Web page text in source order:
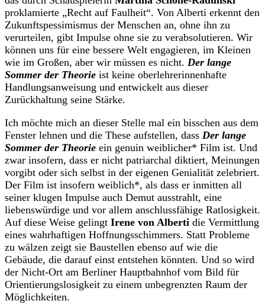
proklamierte „Recht auf Faulheit“. Von Alberti erkennt den
Zukunftspessimismus der Menschen an, ohne ihn zu
verurteilen, gibt Impulse ohne sie zu verabsolutieren. Wir
können uns für eine bessere Welt engagieren, im Kleinen
wie im Großen, aber wir müssen es nicht. Der lange
Sommer der Theorie ist keine oberlehrerinnenhafte
Handlungsanweisung und entwickelt aus dieser
Zurückhaltung seine Stärke.
Ich möchte mich an dieser Stelle mal ein bisschen aus dem
Fenster lehnen und die These aufstellen, dass Der lange
Sommer der Theorie ein genuin weiblicher* Film ist. Und
zwar insofern, dass er nicht patriarchal diktiert, Meinungen
vorgibt oder sich selbst in der eigenen Genialität zelebriert.
Der Film ist insofern weiblich*, als dass er inmitten all
seiner klugen Impulse auch Demut ausstrahlt, eine
liebenswürdige und vor allem anschlussfähige Ratlosigkeit.
Auf diese Weise gelingt Irene von Alberti die Vermittlung
eines wahrhaftigen Hoffnungsschimmers. Statt Probleme
zu wälzen zeigt sie Baustellen ebenso auf wie die
Gebäude, die darauf einst entstehen könnten. Und so wird
der Nicht-Ort am Berliner Hauptbahnhof vom Bild für
Orientierungslosigkeit zu einem unbegrenzten Raum der
Möglichkeiten.